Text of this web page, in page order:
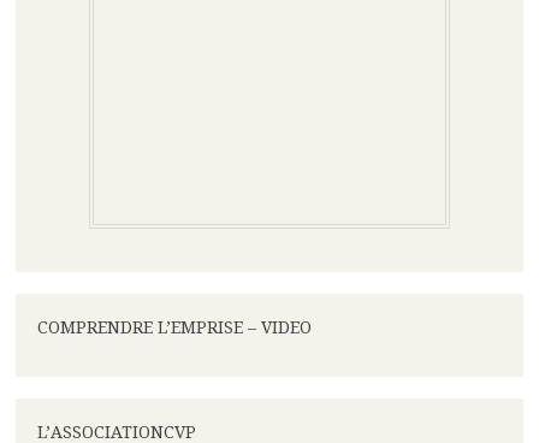
COMPRENDRE L’EMPRISE – VIDEO
L’ASSOCIATIONCVP